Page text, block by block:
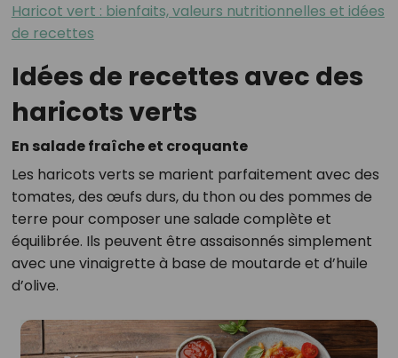
Haricot vert : bienfaits, valeurs nutritionnelles et idées
de recettes
Idées de recettes avec des
haricots verts
En salade fraîche et croquante
Les haricots verts se marient parfaitement avec des
tomates, des œufs durs, du thon ou des pommes de
terre pour composer une salade complète et
équilibrée. Ils peuvent être assaisonnés simplement
avec une vinaigrette à base de moutarde et d’huile
d’olive.